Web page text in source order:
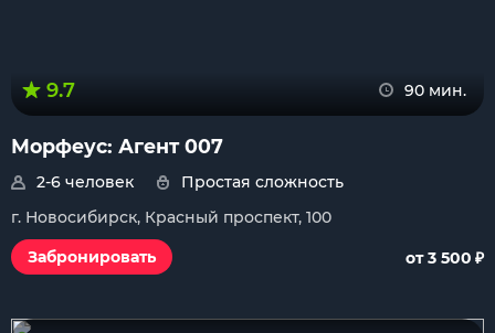
9.7 90 мин.
Морфеус: Агент 007
2-6 человек
Простая сложность
г. Новосибирск, Красный проспект, 100
Забронировать
от 3 500 ₽